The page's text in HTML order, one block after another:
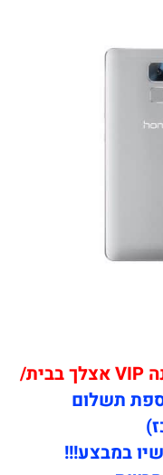
מבצע! אופציה שירות התקנה VIP אצלך בבית/
תשלום
במבצע!!!